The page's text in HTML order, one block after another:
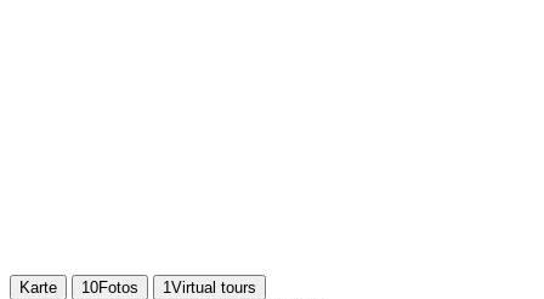
Karte 10Fotos 1Virtual tours